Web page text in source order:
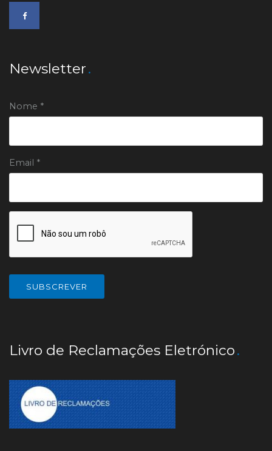
Newsletter
Nome *
Email *
Livro de Reclamações Eletrónico